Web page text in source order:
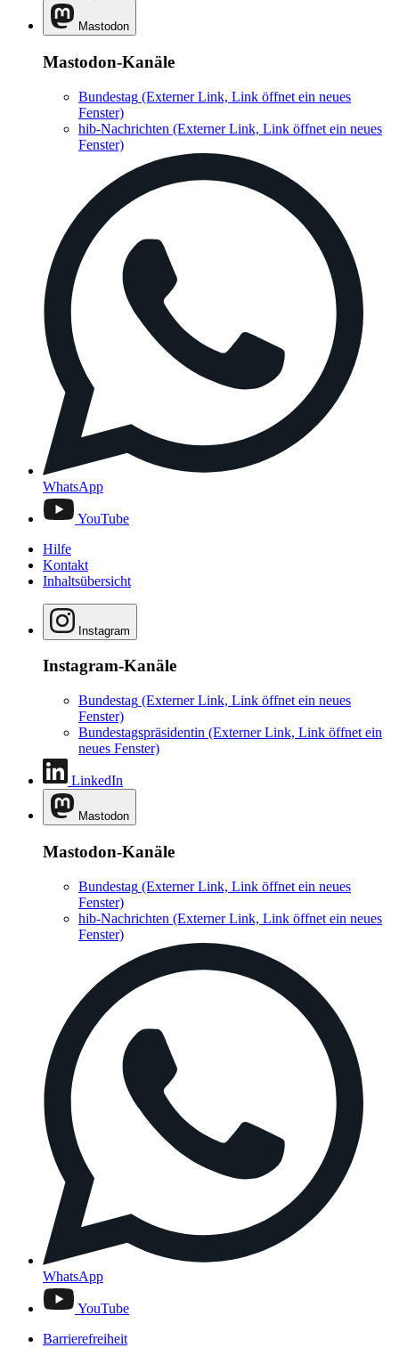
Mastodon
Mastodon-Kanäle
Bundestag (Externer Link, Link öffnet ein neues
Fenster)
hib-Nachrichten (Externer Link, Link öffnet ein neues
Fenster)
WhatsApp
YouTube
Hilfe
Kontakt
Inhaltsübersicht
Instagram
Instagram-Kanäle
Bundestag (Externer Link, Link öffnet ein neues
Fenster)
Bundestagspräsidentin (Externer Link, Link öffnet ein
neues Fenster)
LinkedIn
Mastodon
Mastodon-Kanäle
Bundestag (Externer Link, Link öffnet ein neues
Fenster)
hib-Nachrichten (Externer Link, Link öffnet ein neues
Fenster)
WhatsApp
YouTube
Barrierefreiheit